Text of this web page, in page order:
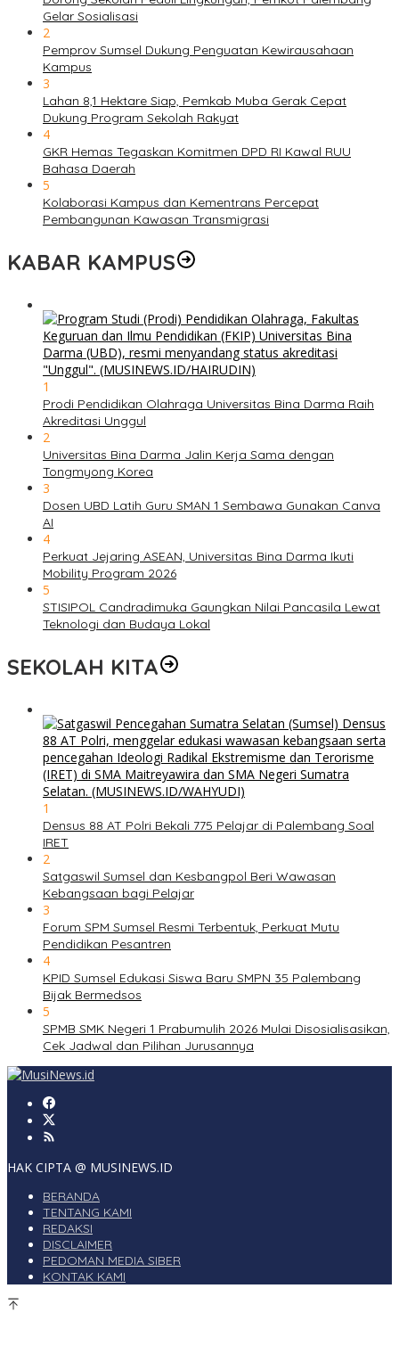
Gelar Sosialisasi
2
Pemprov Sumsel Dukung Penguatan Kewirausahaan
Kampus
3
Lahan 8,1 Hektare Siap, Pemkab Muba Gerak Cepat
Dukung Program Sekolah Rakyat
4
GKR Hemas Tegaskan Komitmen DPD RI Kawal RUU
Bahasa Daerah
5
Kolaborasi Kampus dan Kementrans Percepat
Pembangunan Kawasan Transmigrasi
KABAR KAMPUS
1
Prodi Pendidikan Olahraga Universitas Bina Darma Raih
Akreditasi Unggul
2
Universitas Bina Darma Jalin Kerja Sama dengan
Tongmyong Korea
3
Dosen UBD Latih Guru SMAN 1 Sembawa Gunakan Canva
AI
4
Perkuat Jejaring ASEAN, Universitas Bina Darma Ikuti
Mobility Program 2026
5
STISIPOL Candradimuka Gaungkan Nilai Pancasila Lewat
Teknologi dan Budaya Lokal
SEKOLAH KITA
1
Densus 88 AT Polri Bekali 775 Pelajar di Palembang Soal
IRET
2
Satgaswil Sumsel dan Kesbangpol Beri Wawasan
Kebangsaan bagi Pelajar
3
Forum SPM Sumsel Resmi Terbentuk, Perkuat Mutu
Pendidikan Pesantren
4
KPID Sumsel Edukasi Siswa Baru SMPN 35 Palembang
Bijak Bermedsos
5
SPMB SMK Negeri 1 Prabumulih 2026 Mulai Disosialisasikan,
Cek Jadwal dan Pilihan Jurusannya
HAK CIPTA @ MUSINEWS.ID
BERANDA
TENTANG KAMI
REDAKSI
DISCLAIMER
PEDOMAN MEDIA SIBER
KONTAK KAMI